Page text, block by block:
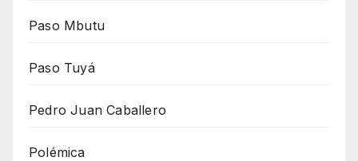
Paso Mbutu
Paso Tuyá
Pedro Juan Caballero
Polémica